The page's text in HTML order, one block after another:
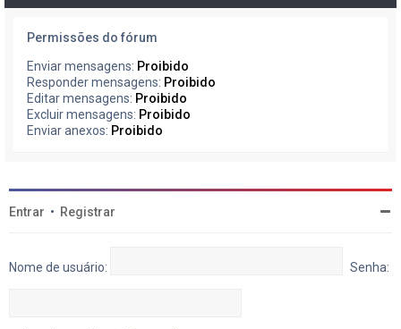
Permissões do fórum
Enviar mensagens: Proibido
Responder mensagens: Proibido
Editar mensagens: Proibido
Excluir mensagens: Proibido
Enviar anexos: Proibido
Entrar • Registrar
Nome de usuário: Senha: